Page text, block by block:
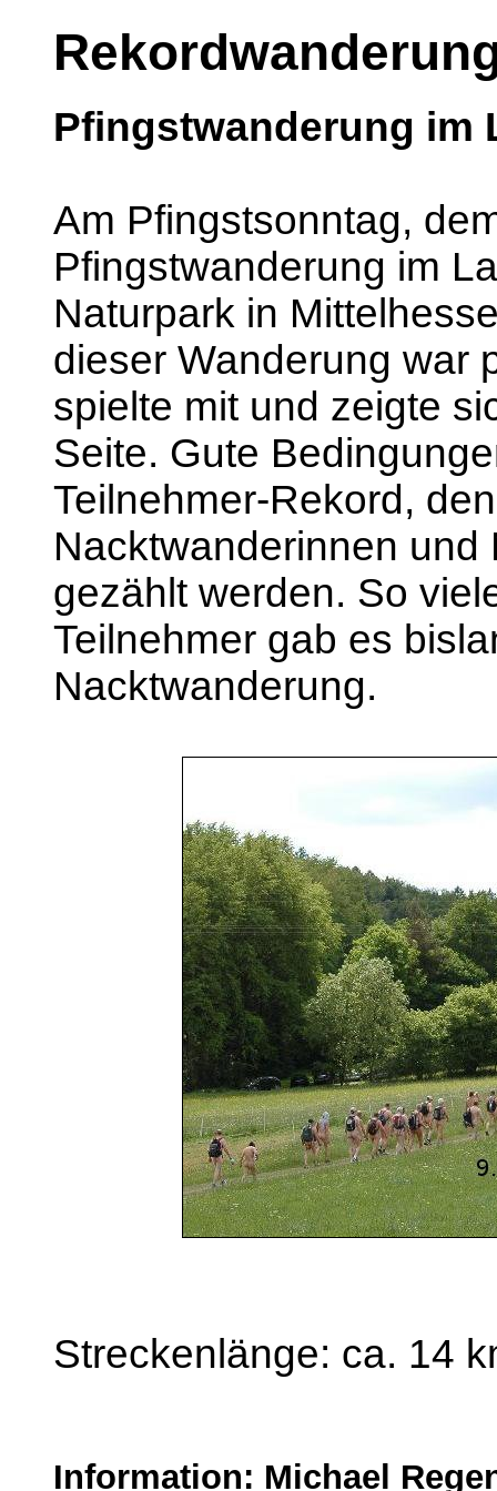
Pfingstwanderung im
Am Pfingstsonntag,
Pfingstwanderung im
Naturpark in
dieser Wanderung war
spielte mit und zeigte
Seite. Gute
Teilnehmer-Rekord,
Nacktwanderinnen
gezählt werden. So
Teilnehmer gab es
Nacktwanderung.
Streckenlänge: ca. 14
Information: Michael